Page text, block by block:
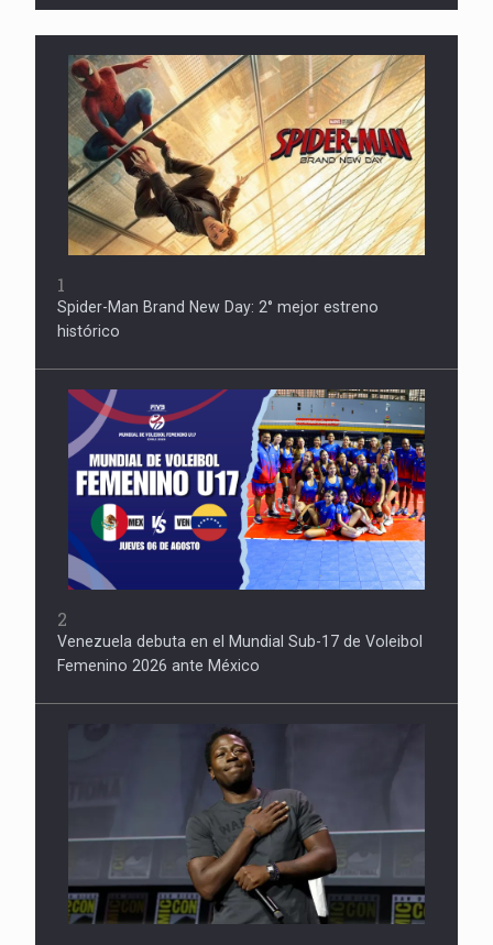
1
Spider-Man Brand New Day: 2° mejor estreno
histórico
2
Venezuela debuta en el Mundial Sub-17 de Voleibol
Femenino 2026 ante México